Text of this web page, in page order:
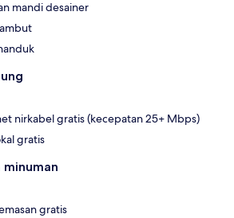
mandi desainer
nirkabel gratis (kecepatan 25+ Mbps)
gratis
minuman
gratis